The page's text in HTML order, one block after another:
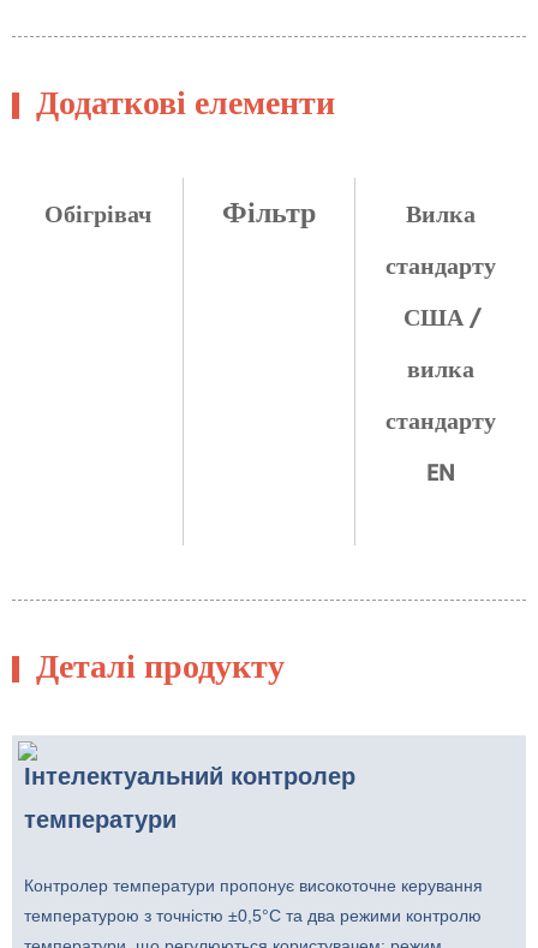
Додаткові елементи
Обігрівач Фільтр
Вилка
стандарту
США /
вилка
стандарту
EN
Деталі продукту
Інтелектуальний контролер
температури
Контролер температури пропонує високоточне керування
температурою з точністю ±0,5°C та два режими контролю